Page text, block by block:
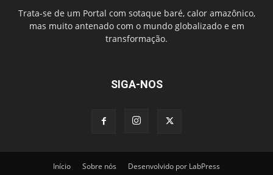
Trata-se de um Portal com sotaque baré, calor amazônico,
mas muito antenado com o mundo globalizado e em
transformação.
SIGA-NOS
Início Sobre nós Desenvolvido por LabPress